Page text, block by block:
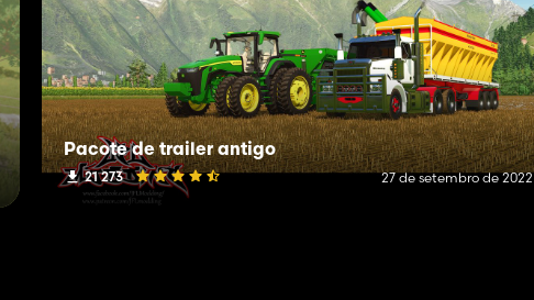
Pacote de trailer antigo
21 273 27 de setembro de 2022